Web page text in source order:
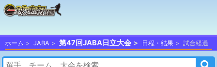
ホーム JABA 第47回JABA日立大会 日程・結果 試合経過